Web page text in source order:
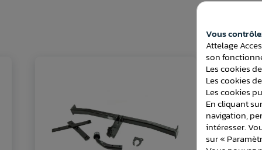
Vous
Attelage
son
Les cookies
Les cookies
Les cookies
En cliquant
navigation,
intéresser.
sur «